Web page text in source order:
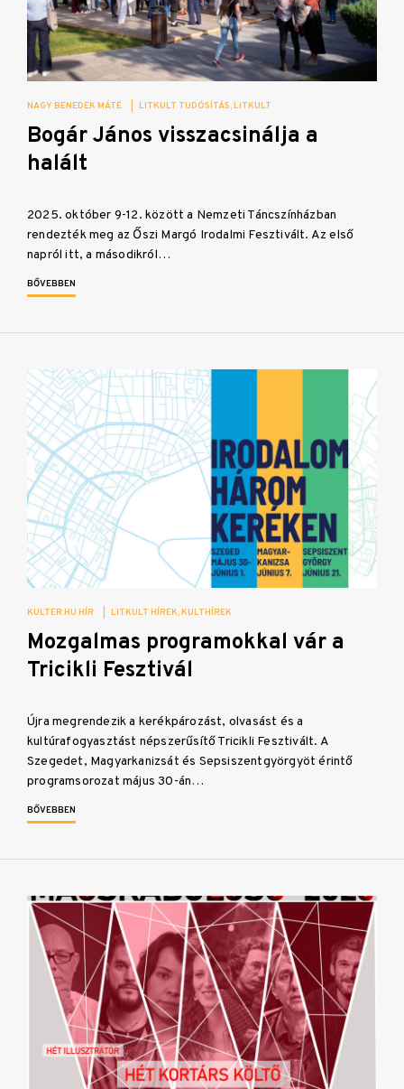
NAGY BENEDEK MÁTÉ LITKULT TUDÓSÍTÁS LITKULT
Bogár János visszacsinálja a
halált
2025. október 9-12. között a Nemzeti Táncszínházban
rendezték meg az Őszi Margó Irodalmi Fesztivált. Az első
napról itt, a másodikról…
BŐVEBBEN
KULTER.HU HÍR LITKULT HÍREK KULTHÍREK
Mozgalmas programokkal vár a
Tricikli Fesztivál
Újra megrendezik a kerékpározást, olvasást és a
kultúrafogyasztást népszerűsítő Tricikli Fesztivált. A
Szegedet, Magyarkanizsát és Sepsiszentgyörgyöt érintő
programsorozat május 30-án…
BŐVEBBEN